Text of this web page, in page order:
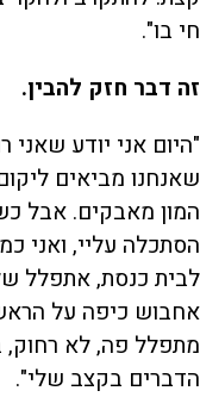
חי בו".
זה דבר חזק להבין.
"היום אני יודע שאני
שאנחנו מביאים
המון מאבקים. אבל
הסתכלה עליי, ואני
לבית כנסת, אתפלל
אחבוש כיפה על
מתפלל פה, לא רחוק,
הדברים בקצב שלי".